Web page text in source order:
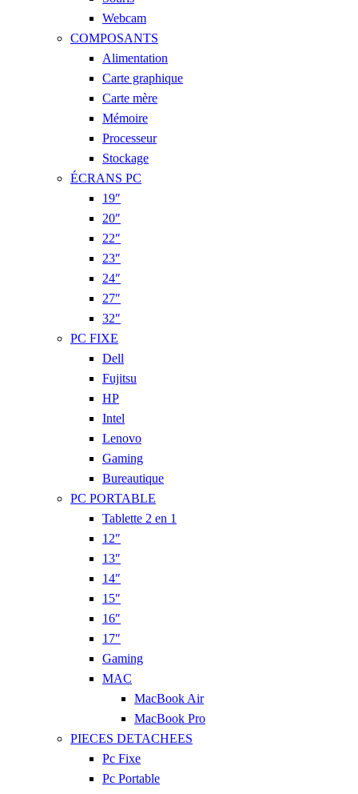
Webcam
COMPOSANTS
Alimentation
Carte graphique
Carte mère
Mémoire
Processeur
Stockage
ÉCRANS PC
19″
20″
22″
23″
24″
27″
32″
PC FIXE
Dell
Fujitsu
HP
Intel
Lenovo
Gaming
Bureautique
PC PORTABLE
Tablette 2 en 1
12″
13″
14″
15″
16″
17″
Gaming
MAC
MacBook Air
MacBook Pro
PIECES DETACHEES
Pc Fixe
Pc Portable